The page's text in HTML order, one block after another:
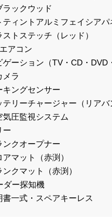
ラックウッド
ティントアルミフェイシアパ
トステッチ（レッド）
アコン
ゲーション（TV・CD・
メラ
キングセンサー
テリーチャージャー（リ
気圧監視システム
ー
ンクオープナー
ロアマット（赤渕）
ランクマット（赤渕
レーダー